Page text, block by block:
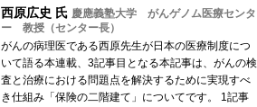
西原広史 氏 慶應義塾大学 がんゲノム医療センタ
ー 教授（センター長）
がんの病理医である西原先生が日本の医療制度につ
いて語る本連載、3記事目となる本記事は、がんの検
査と治療における問題点を解決するために実現すべ
き仕組み「保険の二階建て」についてです。 1記事